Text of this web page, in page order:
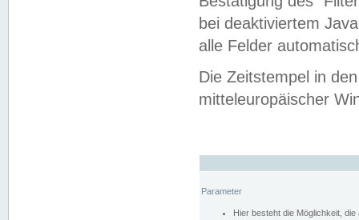
bei deaktiviertem
alle Felder
Die Zeitstempel in
mitteleuropäischer
Parameter
Hier besteht die Möglichkeit,